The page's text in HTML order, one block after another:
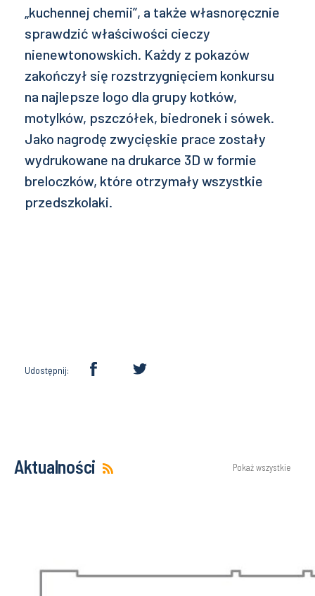
„kuchennej chemii”, a także własnoręcznie
sprawdzić właściwości cieczy
nienewtonowskich. Każdy z pokazów
zakończył się rozstrzygnięciem konkursu
na najlepsze logo dla grupy kotków,
motylków, pszczółek, biedronek i sówek.
Jako nagrodę zwycięskie prace zostały
wydrukowane na drukarce 3D w formie
breloczków, które otrzymały wszystkie
przedszkolaki.
Udostępnij:
Aktualności Pokaż wszystkie